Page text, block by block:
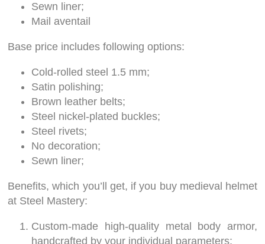
Sewn liner;
Mail aventail
Base price includes following options:
Cold-rolled steel 1.5 mm;
Satin polishing;
Brown leather belts;
Steel nickel-plated buckles;
Steel rivets;
No decoration;
Sewn liner;
Benefits, which you’ll get, if you buy medieval helmet
at Steel Mastery:
Custom-made high-quality metal body armor,
handcrafted by your individual parameters;